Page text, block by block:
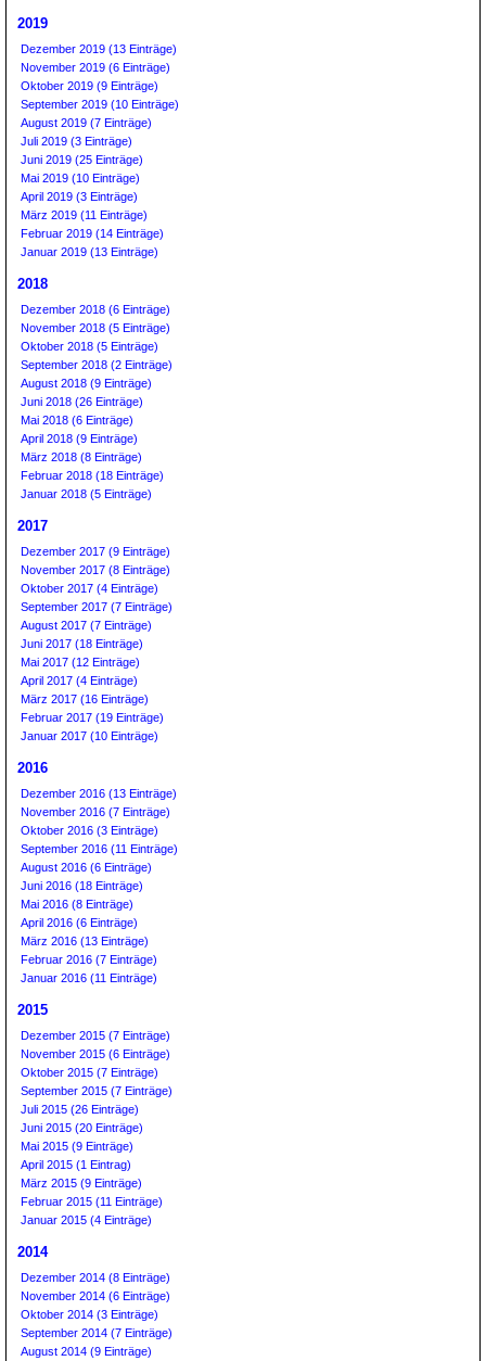
2019
Dezember 2019 (13 Einträge)
November 2019 (6 Einträge)
Oktober 2019 (9 Einträge)
September 2019 (10 Einträge)
August 2019 (7 Einträge)
Juli 2019 (3 Einträge)
Juni 2019 (25 Einträge)
Mai 2019 (10 Einträge)
April 2019 (3 Einträge)
März 2019 (11 Einträge)
Februar 2019 (14 Einträge)
Januar 2019 (13 Einträge)
2018
Dezember 2018 (6 Einträge)
November 2018 (5 Einträge)
Oktober 2018 (5 Einträge)
September 2018 (2 Einträge)
August 2018 (9 Einträge)
Juni 2018 (26 Einträge)
Mai 2018 (6 Einträge)
April 2018 (9 Einträge)
März 2018 (8 Einträge)
Februar 2018 (18 Einträge)
Januar 2018 (5 Einträge)
2017
Dezember 2017 (9 Einträge)
November 2017 (8 Einträge)
Oktober 2017 (4 Einträge)
September 2017 (7 Einträge)
August 2017 (7 Einträge)
Juni 2017 (18 Einträge)
Mai 2017 (12 Einträge)
April 2017 (4 Einträge)
März 2017 (16 Einträge)
Februar 2017 (19 Einträge)
Januar 2017 (10 Einträge)
2016
Dezember 2016 (13 Einträge)
November 2016 (7 Einträge)
Oktober 2016 (3 Einträge)
September 2016 (11 Einträge)
August 2016 (6 Einträge)
Juni 2016 (18 Einträge)
Mai 2016 (8 Einträge)
April 2016 (6 Einträge)
März 2016 (13 Einträge)
Februar 2016 (7 Einträge)
Januar 2016 (11 Einträge)
2015
Dezember 2015 (7 Einträge)
November 2015 (6 Einträge)
Oktober 2015 (7 Einträge)
September 2015 (7 Einträge)
Juli 2015 (26 Einträge)
Juni 2015 (20 Einträge)
Mai 2015 (9 Einträge)
April 2015 (1 Eintrag)
März 2015 (9 Einträge)
Februar 2015 (11 Einträge)
Januar 2015 (4 Einträge)
2014
Dezember 2014 (8 Einträge)
November 2014 (6 Einträge)
Oktober 2014 (3 Einträge)
September 2014 (7 Einträge)
August 2014 (9 Einträge)